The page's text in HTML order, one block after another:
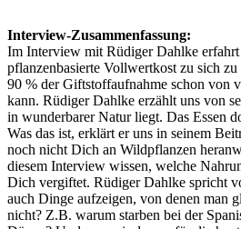
Inter­view-Zusam­men­fas­sung:
Im Inter­view mit Rüdi­ger Dah­l­ke
pflan­zen­ba­sier­te Voll­wert­kost zu sich
90 % der Gift­stoff­auf­nah­me schon von
kann. Rüdi­ger Dah­l­ke erzählt uns von
in wun­der­ba­rer Natur liegt. Das Essen
Was das ist, erklärt er uns in sei­nem
noch nicht Dich an Wild­pflan­zen
die­sem Inter­view wis­sen, wel­che
Dich ver­gif­tet. Rüdi­ger Dah­l­ke spricht
auch Din­ge auf­zei­gen, von denen man
nicht? Z.B. war­um star­ben bei der